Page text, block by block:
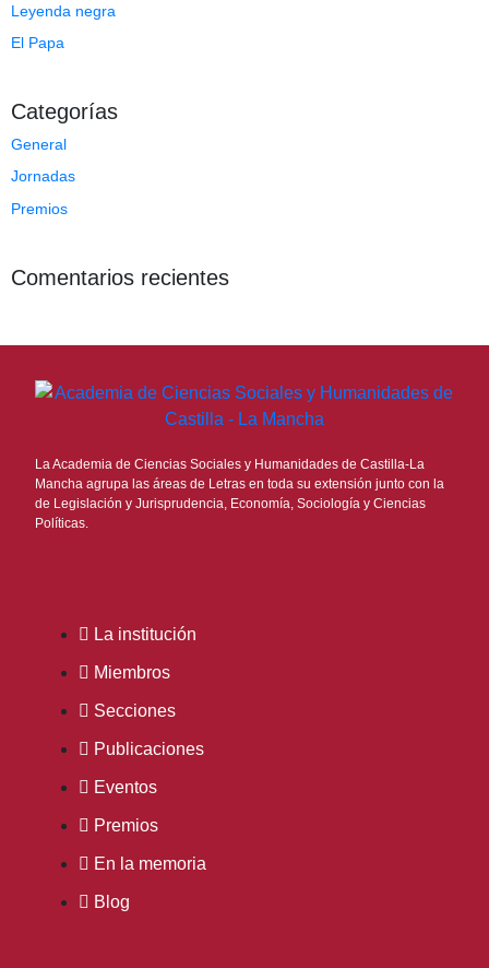
Leyenda negra
El Papa
Categorías
General
Jornadas
Premios
Comentarios recientes
La Academia de Ciencias Sociales y Humanidades de Castilla-La
Mancha agrupa las áreas de Letras en toda su extensión junto con la
de Legislación y Jurisprudencia, Economía, Sociología y Ciencias
Políticas.
La institución
Miembros
Secciones
Publicaciones
Eventos
Premios
En la memoria
Blog